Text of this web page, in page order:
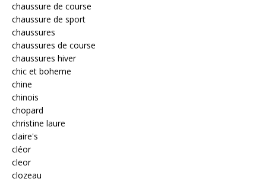
chaussure de course
chaussure de sport
chaussures
chaussures de course
chaussures hiver
chic et boheme
chine
chinois
chopard
christine laure
claire's
cléor
cleor
clozeau